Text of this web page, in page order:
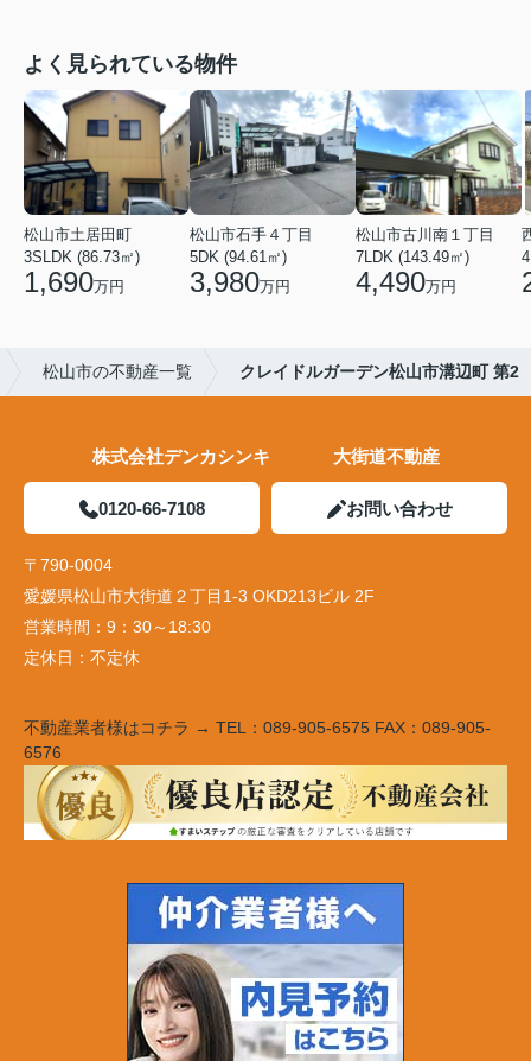
よく見られている物件
松山市土居田町
3SLDK (86.73㎡)
1,690万円
松山市石手４丁目
5DK (94.61㎡)
3,980万円
松山市古川南１丁目
7LDK (143.49㎡)
4,490万円
松山市の不動産一覧 クレイドルガーデン松山市溝辺町 第2
株式会社デンカシンキ 大街道不動産
0120-66-7108 お問い合わせ
〒790-0004
愛媛県松山市大街道２丁目1-3 OKD213ビル 2F
営業時間： 9：30～18:30
定休日： 不定休
不動産業者様はコチラ → TEL：089-905-6575 FAX：089-905-
6576